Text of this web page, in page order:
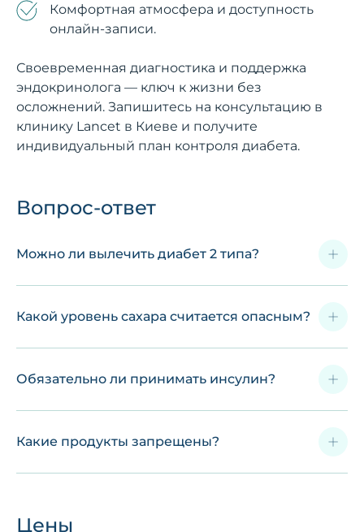
Комфортная атмосфера и доступность
онлайн-записи.
Своевременная диагностика и поддержка
эндокринолога — ключ к жизни без
осложнений. Запишитесь на консультацию в
клинику Lancet в Киеве и получите
индивидуальный план контроля диабета.
Вопрос-ответ
Можно ли вылечить диабет 2 типа?
Какой уровень сахара считается опасным?
Обязательно ли принимать инсулин?
Какие продукты запрещены?
Цены